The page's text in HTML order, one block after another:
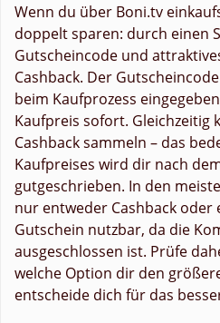
Wenn du über Boni.tv
doppelt sparen: durch einen
Gutscheincode und
Cashback. Der
beim Kaufprozess
Kaufpreis sofort. Gleichzeitig
Cashback sammeln – das
Kaufpreises wird dir nach
gutgeschrieben. In den
nur entweder Cashback oder
Gutschein nutzbar, da die
ausgeschlossen ist. Prüfe
welche Option dir den
entscheide dich für das